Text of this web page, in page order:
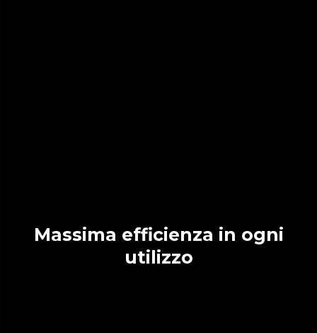
Massima efficienza in ogni
utilizzo